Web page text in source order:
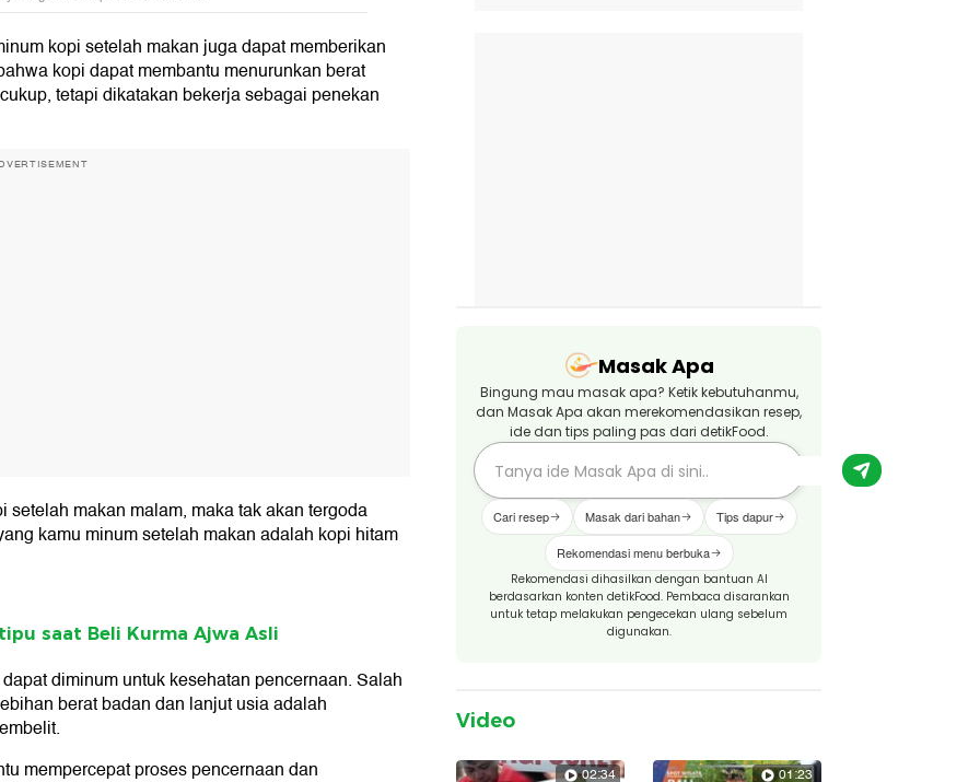
kopi setelah makan juga dapat memberikan
kopi dapat membantu menurunkan berat
tetapi dikatakan bekerja sebagai penekan
makan malam, maka tak akan tergoda
kamu minum setelah makan adalah kopi hitam
saat Beli Kurma Ajwa Asli
diminum untuk kesehatan pencernaan. Salah
berat badan dan lanjut usia adalah
mempercepat proses pencernaan dan
Masak Apa
Bingung mau masak apa? Ketik kebutuhanmu,
dan Masak Apa akan merekomendasikan resep,
ide dan tips paling pas dari detikFood.
Cari resep Masak dari bahan Tips dapur
Rekomendasi menu berbuka
Rekomendasi dihasilkan dengan bantuan AI
berdasarkan konten detikFood. Pembaca disarankan
untuk tetap melakukan pengecekan ulang sebelum
digunakan.
Video
02:34 01:23